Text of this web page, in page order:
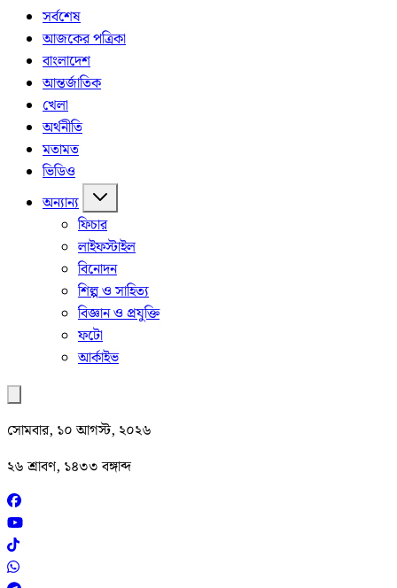
সর্বশেষ
আজকের পত্রিকা
বাংলাদেশ
আন্তর্জাতিক
খেলা
অর্থনীতি
মতামত
ভিডিও
অন্যান্য
ফিচার
লাইফস্টাইল
বিনোদন
শিল্প ও সাহিত্য
বিজ্ঞান ও প্রযুক্তি
ফটো
আর্কাইভ
সোমবার, ১০ আগস্ট, ২০২৬
২৬ শ্রাবণ, ১৪৩৩ বঙ্গাব্দ